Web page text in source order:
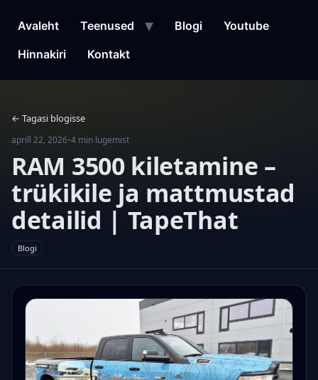
sisuAvaleht Teenused Blogi
Youtube
Hinnakiri
Kontakt
← Tagasi blogisse
aprill 22, 2026•4 min lugemist
RAM 3500 kiletamine –
trükikile ja mattmustad
detailid | TapeThat
Blogi